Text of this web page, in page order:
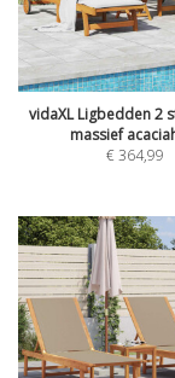
vidaXL Ligbedden 2
massief
€364,99